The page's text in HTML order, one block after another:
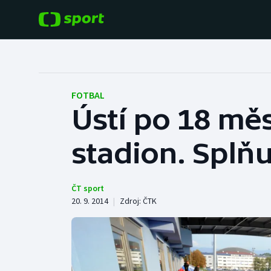
Tenis
Cyklistika
Baseball a softbal
Basketbal
Boby a skeleton
Box
FOTBAL
Ústí po 18
stadion.
ČT sport
20. 9. 2014 | Zdroj: ČTK